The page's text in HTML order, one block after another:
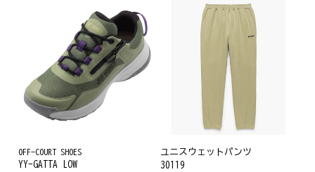
OFF-COURT SHOES
YY-GATTA LOW
ユニスウェットパンツ
30119